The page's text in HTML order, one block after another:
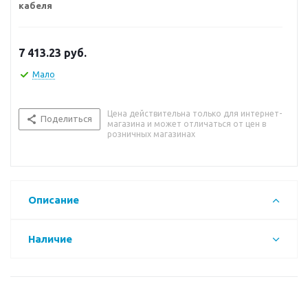
кабеля
7 413.23 руб.
Мало
Поделиться
Цена действительна только для интернет-
магазина и может отличаться от цен в
розничных магазинах
Описание
Наличие